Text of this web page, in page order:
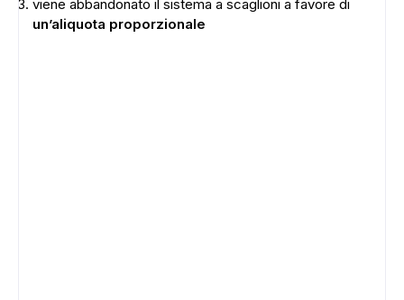
viene abbandonato il sistema a scaglioni a favore di
un’aliquota proporzionale